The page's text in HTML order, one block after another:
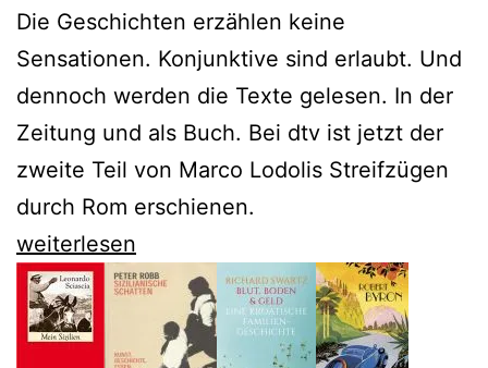
Die Geschichten erzählen keine
Sensationen. Konjunktive sind erlaubt. Und
dennoch werden die Texte gelesen. In der
Zeitung und als Buch. Bei dtv ist jetzt der
zweite Teil von Marco Lodolis Streifzügen
durch Rom erschienen.
Marco
Lodoli
zeigt
uns
weiterlesen